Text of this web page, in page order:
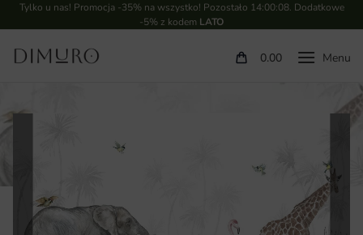
Tylko u nas! Promocja -35% na wszystko! Pozostało 14:00:07. Dodatkowe
-5% z kodem LATO
0.00